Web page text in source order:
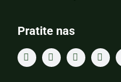
Pratite nas